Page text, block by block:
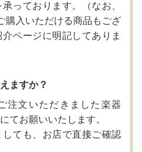
っております。（なお、
購入いただける商品もござ
ページに明記してありま
ますか？
注文いただきました楽器
てお願いいたします。
ても、お店で直接ご確認